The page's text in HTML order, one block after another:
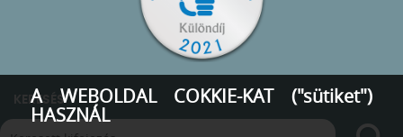
KERESÉS
A WEBOLDAL COKKIE-KAT ("sütiket")
HASZNÁL